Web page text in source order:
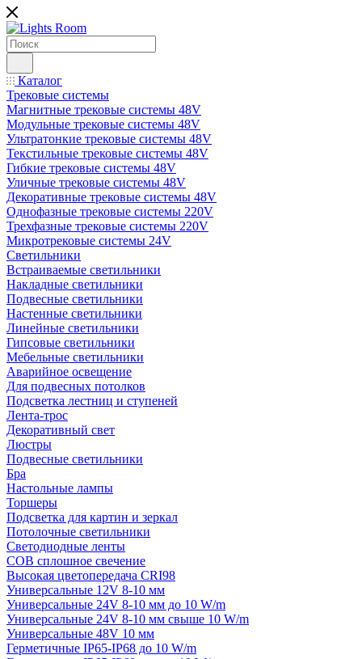
Каталог
Трековые системы
Магнитные трековые системы 48V
Модульные трековые системы 48V
Ультратонкие трековые системы 48V
Текстильные трековые системы 48V
Гибкие трековые системы 48V
Уличные трековые системы 48V
Декоративные трековые системы 48V
Однофазные трековые системы 220V
Трехфазные трековые системы 220V
Микротрековые системы 24V
Светильники
Встраиваемые светильники
Накладные светильники
Подвесные светильники
Настенные светильники
Линейные светильники
Гипсовые светильники
Мебельные светильники
Аварийное освещение
Для подвесных потолков
Подсветка лестниц и ступеней
Лента-трос
Декоративный свет
Люстры
Подвесные светильники
Бра
Настольные лампы
Торшеры
Подсветка для картин и зеркал
Потолочные светильники
Светодиодные ленты
COB сплошное свечение
Высокая цветопередача CRI98
Универсальные 12V 8-10 мм
Универсальные 24V 8-10 мм до 10 W/m
Универсальные 24V 8-10 мм свыше 10 W/m
Универсальные 48V 10 мм
Герметичные IP65-IP68 до 10 W/m